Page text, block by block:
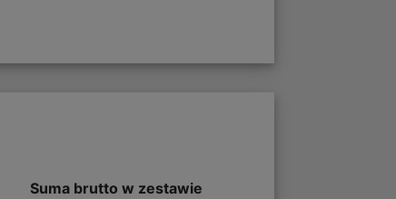
Suma brutto w zestawie